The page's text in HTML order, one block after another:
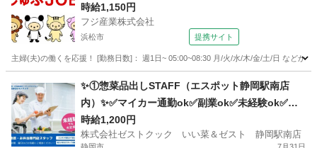
時給1,150円
フジ産業株式会社
浜松市 提携サイト
主婦(夫)の働くを応援！ [勤務日数]： 週1日~ 05:00~08:30 月/火/水/木/金/土/日 など
キッチン
✨①惣菜品出しSTAFF（エスポット静岡駅南店
内）✨✅マイカー通勤ok✅副業ok✅未経験ok✅扶
養内ok✅週2～ok
時給1,200円
株式会社ゼストクック いい菜＆ゼスト 静岡駅南店